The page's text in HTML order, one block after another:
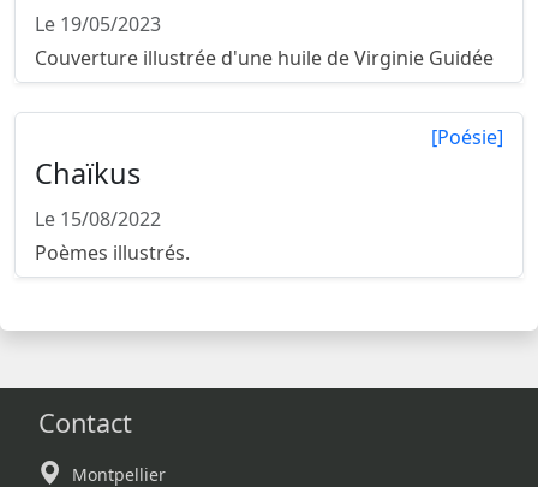
Le 19/05/2023
Couverture illustrée d'une huile de Virginie Guidée
[Poésie]
Chaïkus
Le 15/08/2022
Poèmes illustrés.
Contact
Montpellier